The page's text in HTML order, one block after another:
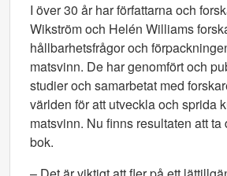
I över 30 år har författarna och
Wikström och Helén Williams
hållbarhetsfrågor och
matsvinn. De har genomfört och
studier och samarbetat med
världen för att utveckla och sprida
matsvinn. Nu finns resultaten att ta
bok.